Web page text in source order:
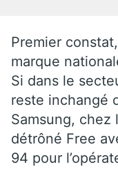
Premier
marque
Si dans le
reste inchangé
Samsung, chez
détrôné Free
94 pour